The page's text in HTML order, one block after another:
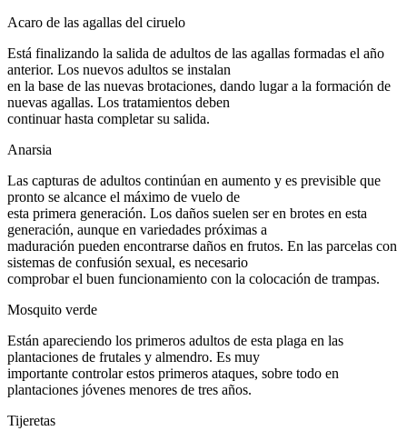
Acaro de las agallas del ciruelo
Está finalizando la salida de adultos de las agallas formadas el año
anterior. Los nuevos adultos se instalan
en la base de las nuevas brotaciones, dando lugar a la formación de
nuevas agallas. Los tratamientos deben
continuar hasta completar su salida.
Anarsia
Las capturas de adultos continúan en aumento y es previsible que
pronto se alcance el máximo de vuelo de
esta primera generación. Los daños suelen ser en brotes en esta
generación, aunque en variedades próximas a
maduración pueden encontrarse daños en frutos. En las parcelas con
sistemas de confusión sexual, es necesario
comprobar el buen funcionamiento con la colocación de trampas.
Mosquito verde
Están apareciendo los primeros adultos de esta plaga en las
plantaciones de frutales y almendro. Es muy
importante controlar estos primeros ataques, sobre todo en
plantaciones jóvenes menores de tres años.
Tijeretas